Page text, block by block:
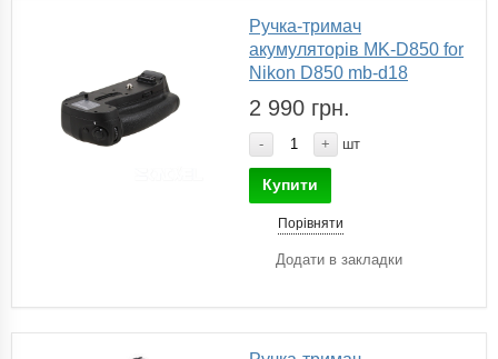
Ручка-тримач
акумуляторів MK-D850 for
Nikon D850 mb-d18
2 990 грн.
- + шт
Купити
Порівняти
Додати в закладки